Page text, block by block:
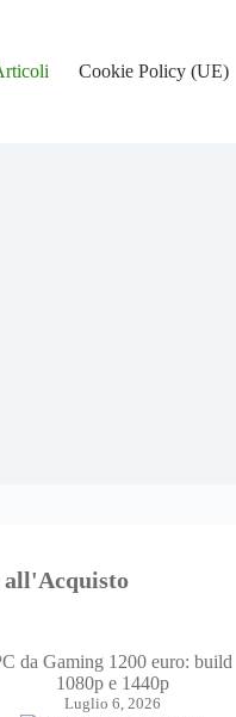
Cookie Policy (UE)
all'Acquisto
da Gaming 1200 euro: build
1080p e 1440p
Luglio 6, 2026